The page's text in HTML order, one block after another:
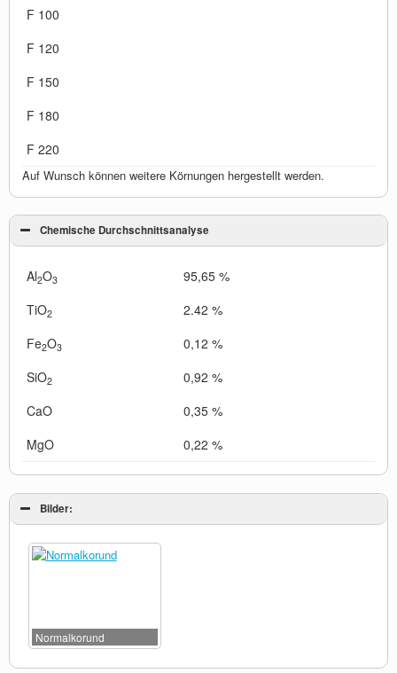
F 100
F 120
F 150
F 180
F 220
Auf Wunsch können weitere Körnungen hergestellt werden.
Chemische Durchschnittsanalyse
Al2O3
95,65 %
TiO2
2.42 %
Fe2O3
0,12 %
SiO2
0,92 %
CaO
0,35 %
MgO
0,22 %
Bilder:
Normalkorund